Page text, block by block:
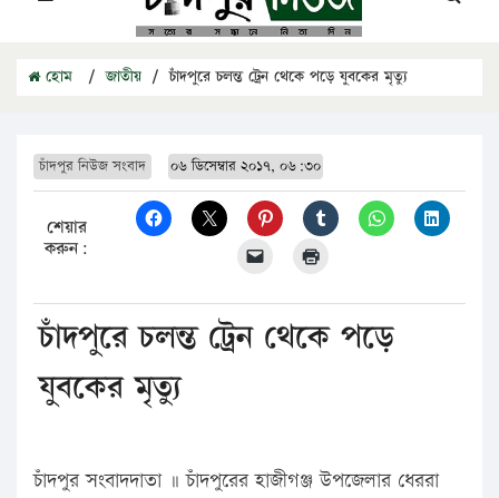
হোম / জাতীয় / চাঁদপুরে চলন্ত ট্রেন থেকে পড়ে যুবকের মৃত্যু
চাঁদপুর নিউজ সংবাদ ০৬ ডিসেম্বার ২০১৭, ০৬:৩০
শেয়ার
করুন:
চাঁদপুরে চলন্ত ট্রেন থেকে পড়ে
যুবকের মৃত্যু
চাঁদপুর সংবাদদাতা ॥ চাঁদপুরের হাজীগঞ্জ উপজেলার ধেররা